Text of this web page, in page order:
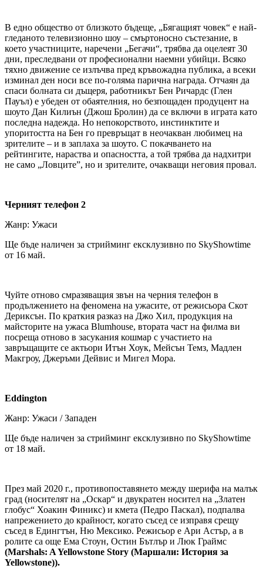
В едно общество от близкото бъдеще, „Бягащият човек“ е най-
гледаното телевизионно шоу – смъртоносно състезание, в
което участниците, наречени „Бегачи“, трябва да оцелеят 30
дни, преследвани от професионални наемни убийци. Всяко
тяхно движение се излъчва пред кръвожадна публика, а всеки
изминал ден носи все по-голяма парична награда. Отчаян да
спаси болната си дъщеря, работникът Бен Ричардс (Глен
Пауъл) е убеден от обаятелния, но безпощаден продуцент на
шоуто Дан Килиън (Джош Бролин) да се включи в играта като
последна надежда. Но непокорството, инстинктите и
упоритостта на Бен го превръщат в неочакван любимец на
зрителите – и в заплаха за шоуто. С покачването на
рейтингите, нараства и опасността, а той трябва да надхитри
не само „Ловците”, но и зрителите, очакващи неговия провал.
Черният телефон 2
Жанр: Ужаси
Ще бъде наличен за стрийминг ексклузивно по SkyShowtime
от 16 май.
Чуйте отново смразяващия звън на черния телефон в
продължението на феномена на ужасите, от режисьора Скот
Дериксън. По краткия разказ на Джо Хил, продукция на
майсторите на ужаса Blumhouse, втората част на филма ви
посреща отново в засукания кошмар с участието на
завръщащите се актьори Итън Хоук, Мейсън Темз, Мадлен
Макгроу, Джеръми Дейвис и Мигел Мора.
Eddington
Жанр: Ужаси / Западен
Ще бъде наличен за стрийминг ексклузивно по SkyShowtime
от 18 май.
През май 2020 г., противопоставянето между шерифа на малък
град (носителят на „Оскар“ и двукратен носител на „Златен
глобус“ Хоакин Финикс) и кмета (Педро Паскал), подпалва
напрежението до крайност, когато съсед се изправя срещу
съсед в Едингтън, Ню Мексико. Режисьор е Ари Астър, а в
ролите са още Ема Стоун, Остин Бътлър и Люк Граймс
(Marshals: A Yellowstone Story (Маршали: История за
Yellowstone)).